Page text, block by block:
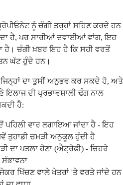
ਨੂੰ ਚੰਗੀ ਤਰ੍ਹਾਂ ਸਹਿਣ ਕਰਦੇ ਹਨ
ਹੈ, ਪਰ ਸਾਰੀਆਂ ਦਵਾਈਆਂ ਵਾਂਗ, ਇਹ
ਹੈ। ਚੰਗੀ ਖ਼ਬਰ ਇਹ ਹੈ ਕਿ ਸਹੀ ਵਰਤੋਂ
ਘੱਟ ਹੁੰਦੇ ਹਨ।
ਦਾ ਤੁਸੀਂ ਅਨੁਭਵ ਕਰ ਸਕਦੇ ਹੋ, ਅਤੇ
ਦੀ ਪ੍ਰਭਾਵਸ਼ਾਲੀ ਢੰਗ ਨਾਲ
ਹੈ:
ਪਹਿਲੀ ਵਾਰ ਲਗਾਇਆ ਜਾਂਦਾ ਹੈ - ਇਹ
ਤੁਹਾਡੀ ਚਮੜੀ ਅਨੁਕੂਲ ਹੁੰਦੀ ਹੈ
ਦਾ ਪਤਲਾ ਹੋਣਾ (ਐਟ੍ਰੋਫੀ) - ਚਿਹਰੇ
ਖਿੱਚਣ ਵਾਲੇ ਖੇਤਰਾਂ 'ਤੇ ਵਰਤੇ ਜਾਂਦੇ ਹਨ